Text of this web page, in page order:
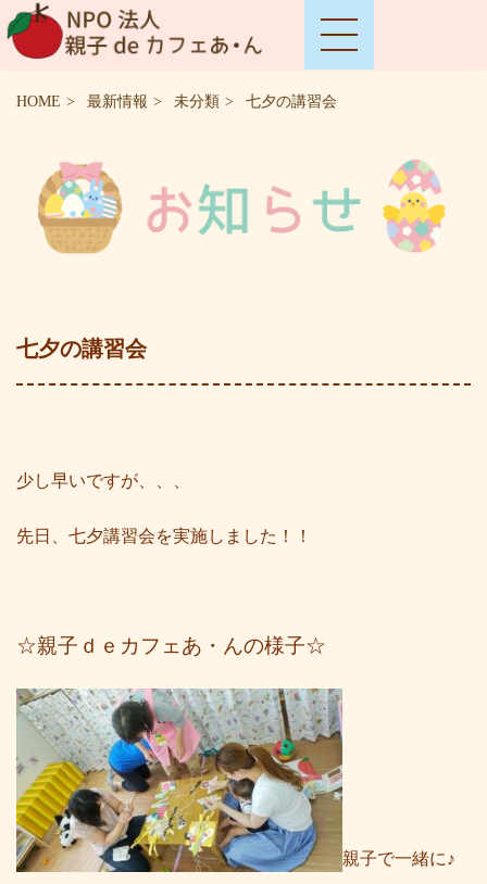
HOME 最新情報 未分類 七夕の講習会
七夕の講習会
少し早いですが、、、
先日、七夕講習会を実施しました！！
☆親子ｄｅカフェあ・んの様子☆
親子で一緒に♪